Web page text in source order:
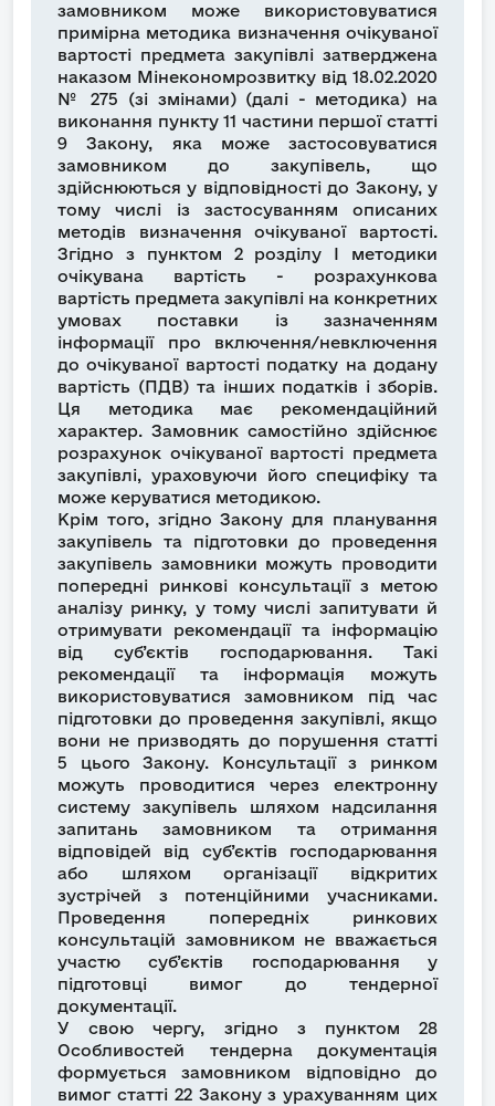
замовником може використовуватися
примірна методика визначення очікуваної
вартості предмета закупівлі затверджена
наказом Мінекономрозвитку від 18.02.2020
№ 275 (зі змінами) (далі - методика) на
виконання пункту 11 частини першої статті
9 Закону, яка може застосовуватися
замовником до закупівель, що
здійснюються у відповідності до Закону, у
тому числі із застосуванням описаних
методів визначення очікуваної вартості.
Згідно з пунктом 2 розділу I методики
очікувана вартість - розрахункова
вартість предмета закупівлі на конкретних
умовах поставки із зазначенням
інформації про включення/невключення
до очікуваної вартості податку на додану
вартість (ПДВ) та інших податків і зборів.
Ця методика має рекомендаційний
характер. Замовник самостійно здійснює
розрахунок очікуваної вартості предмета
закупівлі, ураховуючи його специфіку та
може керуватися методикою.
Крім того, згідно Закону для планування
закупівель та підготовки до проведення
закупівель замовники можуть проводити
попередні ринкові консультації з метою
аналізу ринку, у тому числі запитувати й
отримувати рекомендації та інформацію
від суб’єктів господарювання. Такі
рекомендації та інформація можуть
використовуватися замовником під час
підготовки до проведення закупівлі, якщо
вони не призводять до порушення статті
5 цього Закону. Консультації з ринком
можуть проводитися через електронну
систему закупівель шляхом надсилання
запитань замовником та отримання
відповідей від суб’єктів господарювання
або шляхом організації відкритих
зустрічей з потенційними учасниками.
Проведення попередніх ринкових
консультацій замовником не вважається
участю суб’єктів господарювання у
підготовці вимог до тендерної
документації.
У свою чергу, згідно з пунктом 28
Особливостей тендерна документація
формується замовником відповідно до
вимог статті 22 Закону з урахуванням цих